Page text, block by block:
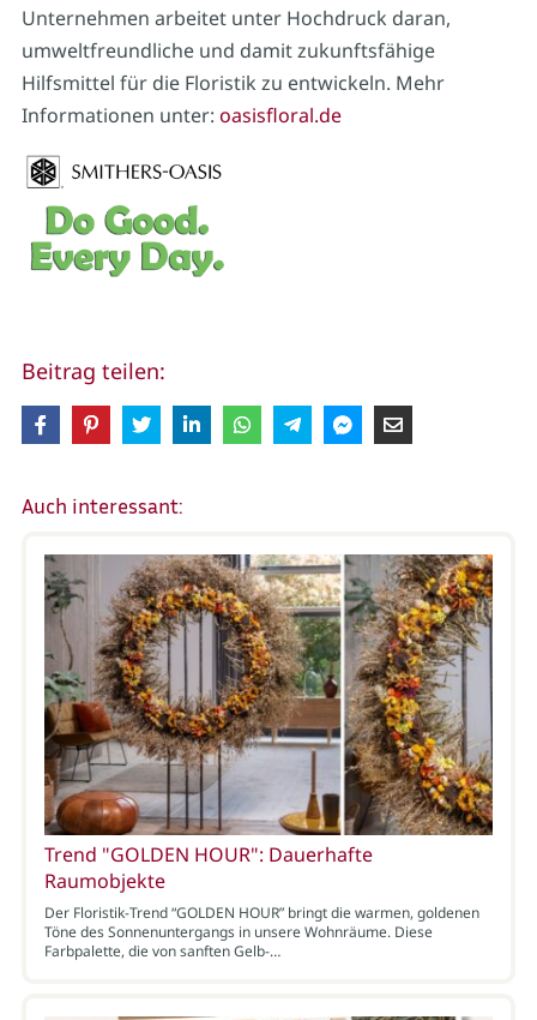
Unternehmen arbeitet unter Hochdruck daran,
umweltfreundliche und damit zukunftsfähige
Hilfsmittel für die Floristik zu entwickeln. Mehr
Informationen unter: oasisfloral.de
Beitrag teilen:
Auch interessant:
Trend "GOLDEN HOUR": Dauerhafte
Raumobjekte
Der Floristik-Trend “GOLDEN HOUR” bringt die warmen, goldenen
Töne des Sonnenuntergangs in unsere Wohnräume. Diese
Farbpalette, die von sanften Gelb-…